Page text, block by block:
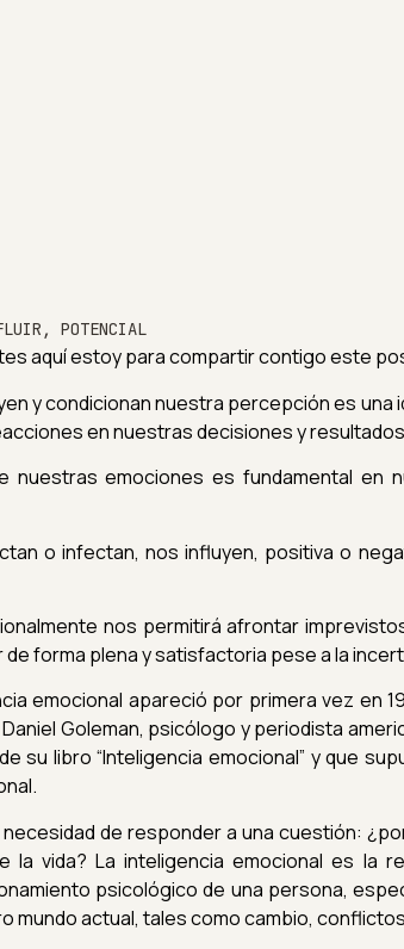
, POTENCIAL
aquí estoy para compartir contigo este
y condicionan nuestra percepción es
en nuestras decisiones y
nuestras emociones es fundamental en
o infectan, nos influyen, positiva o
nos permitirá afrontar
de forma plena y satisfactoria pese a la
emocional apareció por primera vez en
Goleman, psicólogo y periodista
su libro“Inteligencia emocional” y que
de responder a una cuestión:
la vida? La inteligencia emocional es la
psicológico de una persona,
mundo actual, tales como cambio,